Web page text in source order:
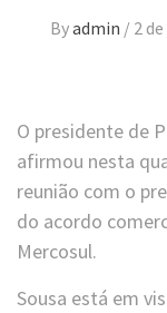
Byadmin / 2
O presidente de
afirmou nesta
reunião com o
do acordo
Mercosul.
Sousa está em